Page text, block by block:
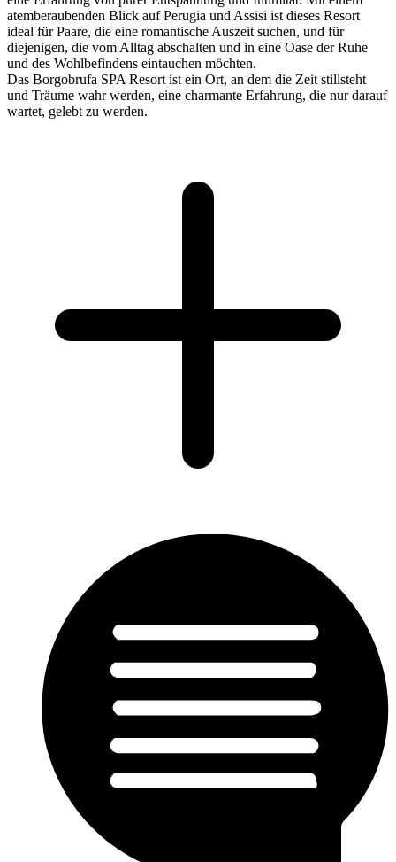
atemberaubenden Blick auf Perugia und Assisi ist dieses Resort
ideal für Paare, die eine romantische Auszeit suchen, und für
diejenigen, die vom Alltag abschalten und in eine Oase der Ruhe
und des Wohlbefindens eintauchen möchten.
Das Borgobrufa SPA Resort ist ein Ort, an dem die Zeit stillsteht
und Träume wahr werden, eine charmante Erfahrung, die nur darauf
wartet, gelebt zu werden.